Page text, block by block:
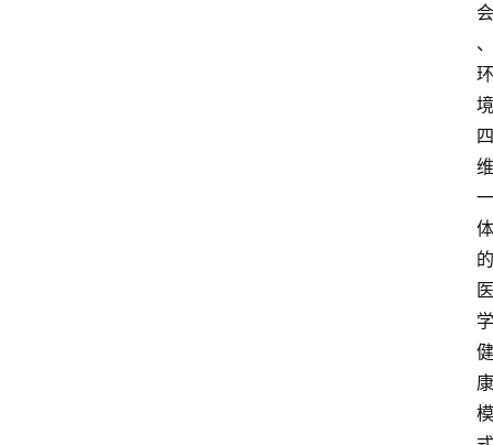
会
、
环
境
四
维
一
体
的
医
学
健
康
模